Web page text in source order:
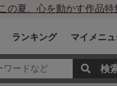
この夏、心を動かす作品特
ランキング マイメニ